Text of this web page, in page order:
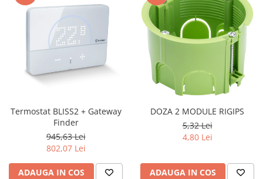
Termostat BLISS2 + Gateway
Finder
945,63 Lei
802,07 Lei
ADAUGA IN COS
DOZA 2 MODULE RIGIPS
5,32 Lei
4,80 Lei
ADAUGA IN COS